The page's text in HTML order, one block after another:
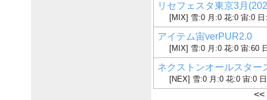
リセフェスタ東京3月
[MIX] 雪:0 月:0 花:0 宙:0
アイテム宙verPUR2.0
[MIX] 雪:0 月:0 花:0 宙:60
ネクストンオールスター
[NEX] 雪:0 月:0 花:0 宙:0
<<